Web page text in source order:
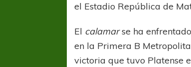
el Estadio República de
El calamarse ha
en la Primera B
victoria que tuvo Platense